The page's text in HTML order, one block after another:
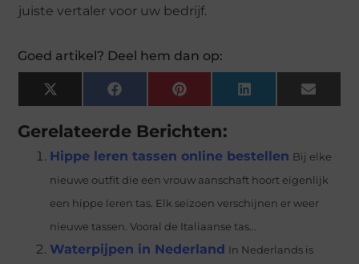
juiste vertaler voor uw bedrijf.
Goed artikel? Deel hem dan op:
X
(Twitter)
FacebookPinterestLinkedInEmail
Gerelateerde Berichten:
Hippe leren tassen online bestellen Bij elke
nieuwe outfit die een vrouw aanschaft hoort eigenlijk
een hippe leren tas. Elk seizoen verschijnen er weer
nieuwe tassen. Vooral de Italiaanse tas...
Waterpijpen in Nederland In Nederlands is